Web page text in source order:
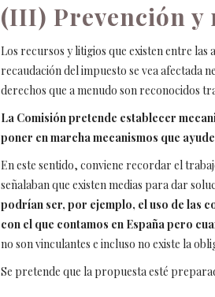
(III) Prevención y
Los recursos y litigios que existen entre las
recaudación del impuesto se vea afectada
derechos que a menudo son reconocidos
La Comisión pretende establecer
poner en marcha mecanismos que
En este sentido, conviene recordar el
señalaban que existen medias para dar
podrían ser, por ejemplo, el uso de las
con el que contamos en España pero
no son vinculantes e incluso no existe la
Se pretende que la propuesta esté